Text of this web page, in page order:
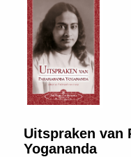
Uitspraken van
Yogananda